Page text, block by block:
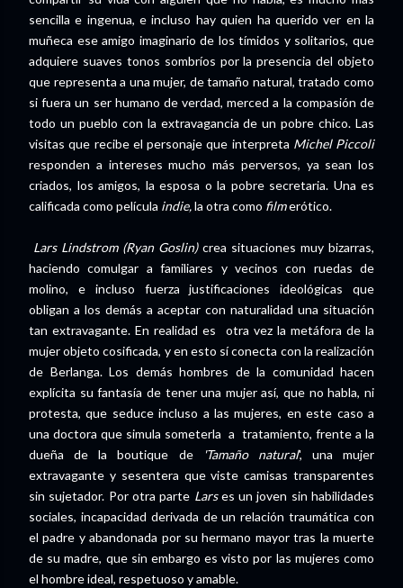
sencilla e ingenua, e incluso hay quien ha querido ver en la
muñeca ese amigo imaginario de los tímidos y solitarios, que
adquiere suaves tonos sombríos por la presencia del objeto
que representa a una mujer, de tamaño natural, tratado como
si fuera un ser humano de verdad, merced a la compasión de
todo un pueblo con la extravagancia de un pobre chico. Las
visitas que recibe el personaje que interpreta Michel Piccoli
responden a intereses mucho más perversos, ya sean los
criados, los amigos, la esposa o la pobre secretaria. Una es
calificada como película indie,la otra como filmerótico.
Lars Lindstrom (Ryan Goslin)crea situaciones muy bizarras,
haciendo comulgar a familiares y vecinos con ruedas de
molino, e incluso fuerza justificaciones ideológicas que
obligan a los demás a aceptar con naturalidad una situación
tan extravagante. En realidad es otra vez la metáfora de la
mujer objeto cosificada, y en esto sí conecta con la realización
de Berlanga. Los demás hombres de la comunidad hacen
explícita su fantasía de tener una mujer así, que no habla, ni
protesta, que seduce incluso a las mujeres, en este caso a
una doctora que simula someterla a tratamiento, frente a la
dueña de la boutique de
'Tamaño natural', una mujer
extravagante y sesentera que viste camisas transparentes
sin sujetador. Por otra parte Larses un joven sin habilidades
sociales, incapacidad derivada de un relación traumática con
el padre y abandonada por su hermano mayor tras la muerte
de su madre, que sin embargo es visto por las mujeres como
el hombre ideal, respetuoso y amable.